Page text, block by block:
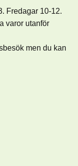
Fredagar 10-12.
varor utanför
men du kan